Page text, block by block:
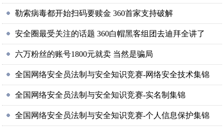
勒索病毒都开始扫码要赎金 360首家支持破解
安全圈最受关注的话题 360白帽黑客组团去迪拜全讲了
六万粉丝的账号1800元就卖 当然是骗局
全国网络安全员法制与安全知识竞赛-网络安全技术集锦
全国网络安全员法制与安全知识竞赛-实名制集锦
全国网络安全员法制与安全知识竞赛-个人信息保护集锦